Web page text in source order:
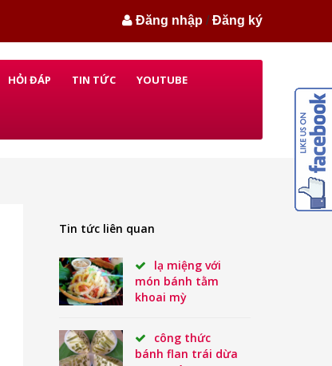
Đăng nhập /Đăng ký
HỎI ĐÁP TIN TỨC YOUTUBE
Tin tức liên quan
lạ miệng với
món bánh tằm
khoai mỳ
công thức
bánh flan trái dừa